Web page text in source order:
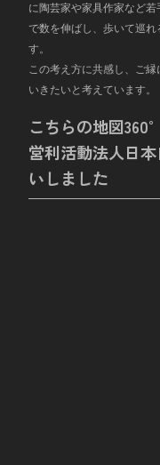
に陶芸家や家具作家など
で数を伸ばし、歩いて巡
す。
この考え方に共感し、ご
いきたいと考えています。
こちらの地図
営利活動法人日
いしました